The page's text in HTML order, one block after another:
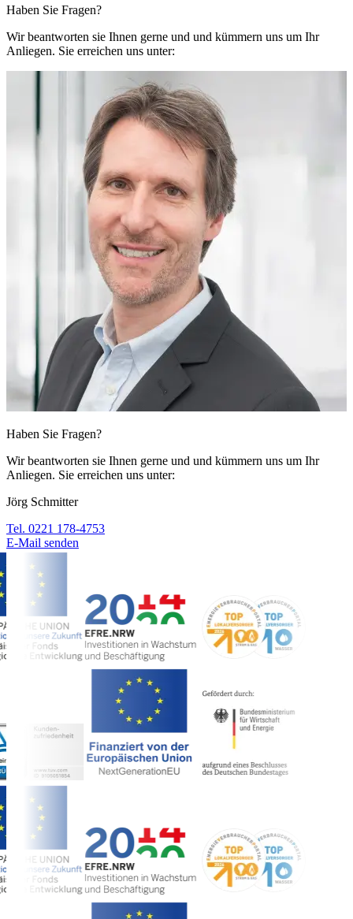
Haben Sie Fragen?
Wir beantworten sie Ihnen gerne und und kümmern uns um Ihr
Anliegen. Sie erreichen uns unter:
Haben Sie Fragen?
Wir beantworten sie Ihnen gerne und und kümmern uns um Ihr
Anliegen. Sie erreichen uns unter:
Jörg Schmitter
Tel. 0221 178-4753
E-Mail senden